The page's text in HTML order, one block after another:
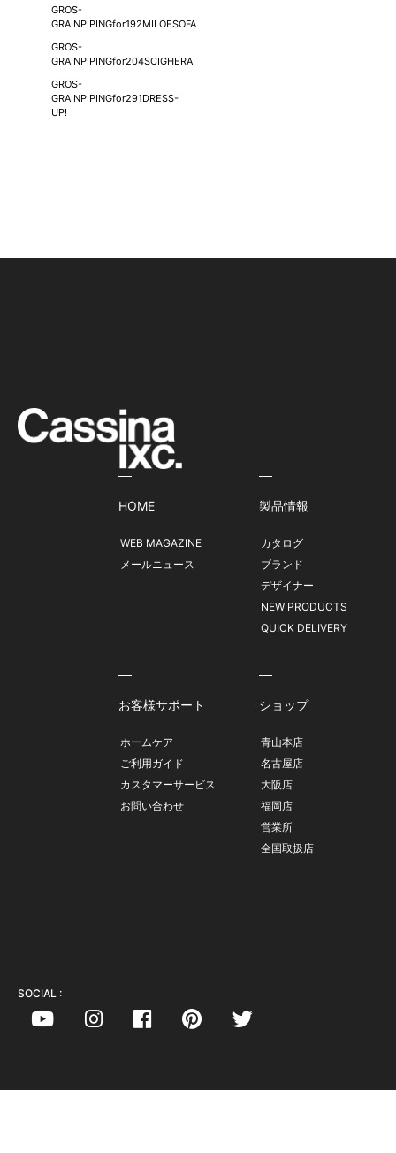
GROS-
GRAINPIPINGfor192MILOESOFA
GROS-
GRAINPIPINGfor204SCIGHERA
GROS-
GRAINPIPINGfor291DRESS-
UP!
HOME
WEB MAGAZINE
メールニュース
製品情報
カタログ
ブランド
デザイナー
NEW PRODUCTS
QUICK DELIVERY
お客様サポート
ホームケア
ご利用ガイド
カスタマーサービス
お問い合わせ
ショップ
青山本店
名古屋店
大阪店
福岡店
営業所
全国取扱店
SOCIAL :